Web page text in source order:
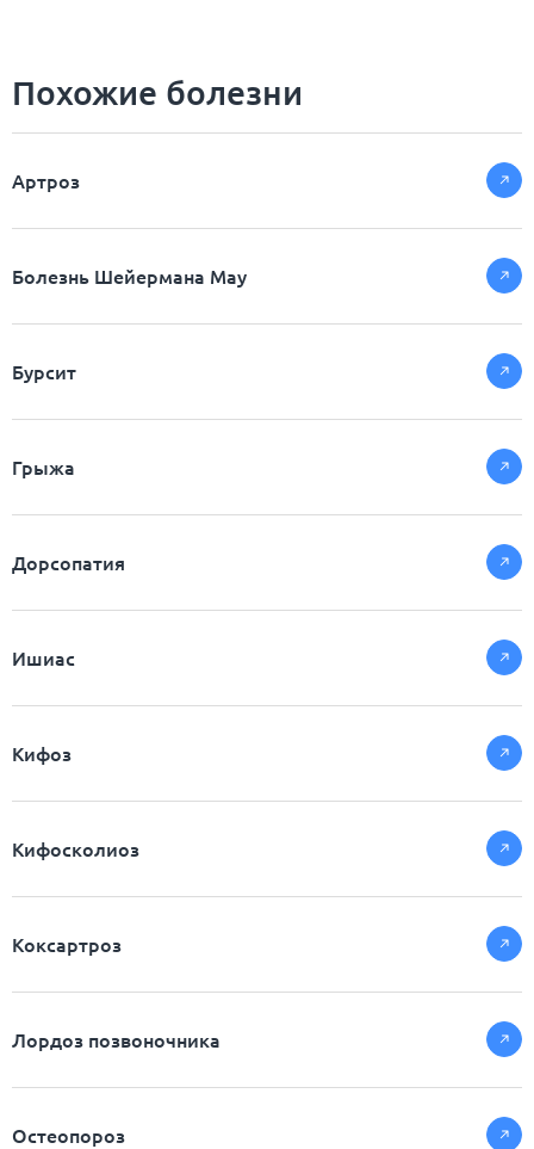
Похожие болезни
Артроз
Болезнь Шейермана Мау
Бурсит
Грыжа
Дорсопатия
Ишиас
Кифоз
Кифосколиоз
Коксартроз
Лордоз позвоночника
Остеопороз